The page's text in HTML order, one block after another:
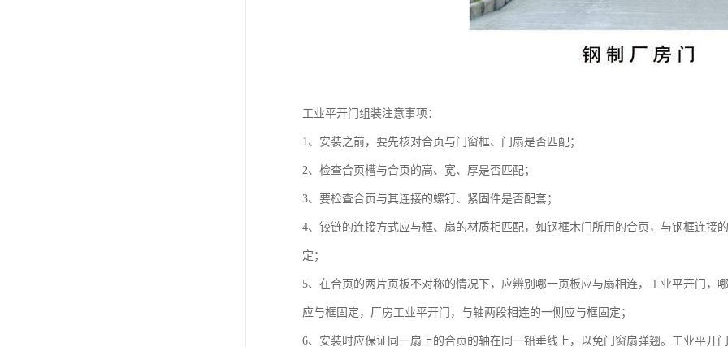
工业平开门组装注意事项：
1、安装之前，要先核对合页与门窗框、门扇是否匹配；
2、检查合页槽与合页的高、宽、厚是否匹配；
3、要检查合页与其连接的螺钉、紧固件是否配套；
4、铰链的连接方式应与框、扇的材质相匹配，如钢框木门所用的合页，与钢框连接
定；
5、在合页的两片页板不对称的情况下，应辨别哪一页板应与扇相连，工业平开门，
应与框固定，厂房工业平开门，与轴两段相连的一侧应与框固定；
6、安装时应保证同一扇上的合页的轴在同一铅垂线上，以免门窗扇弹翘。工业平开